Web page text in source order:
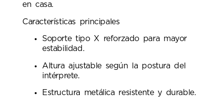
en casa.
Características principales
Soporte tipo X reforzado para mayor
estabilidad.
Altura ajustable según la postura del
intérprete.
Estructura metálica resistente y durable.